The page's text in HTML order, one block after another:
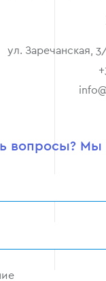
ул. Заречанская,
вопросы?